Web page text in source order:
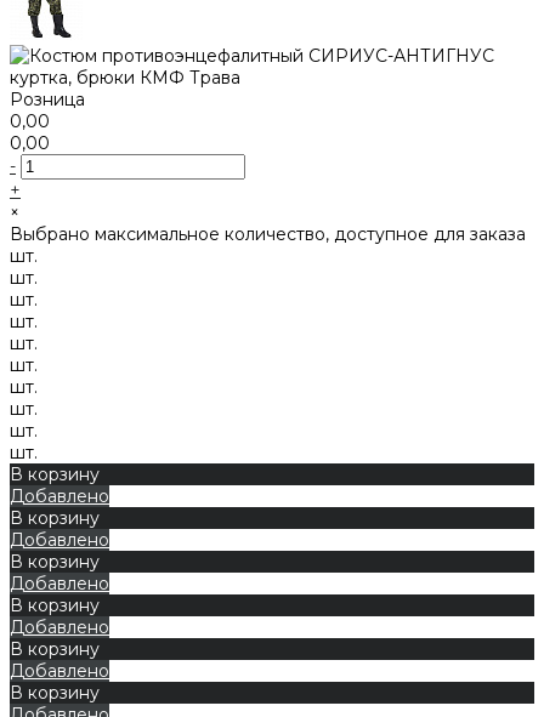
Розница
0,00
0,00
-
+
×
Выбрано максимальное количество, доступное для заказа
шт.
шт.
шт.
шт.
шт.
шт.
шт.
шт.
шт.
шт.
В корзину
Добавлено
В корзину
Добавлено
В корзину
Добавлено
В корзину
Добавлено
В корзину
Добавлено
В корзину